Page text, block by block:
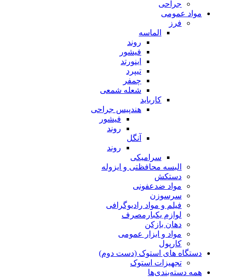
جراحی
مواد عمومی
فرز
الماسه
روند
فیشور
اینورتد
تیپرد
چمفر
شعله شمعی
کارباید
هندپیس جراحی
فیشور
روند
آنگل
روند
سرامیکی
البسه محافظتی و ایزوله
دستکش
مواد ضدعفونی
سرسوزن
فیلم و مواد رادیوگرافی
لوازم یکبارمصرف
دهان بازکن
مواد و ابزار عمومی
کارپول
دستگاه های استوک (دست دوم)
تجهیزات استوک
همه دسته‌بندی‌ها